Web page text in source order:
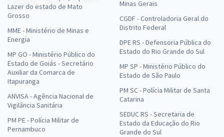
Lazer do estado de Mato
Grosso
MME - Ministério de Minas e
Energia
MP GO - Ministério Público do
Estado de Goiás - Secretário
Auxiliar da Comarca de
Itapuranga
ANVISA - Agência Nacional de
Vigilância Sanitária
PM PE - Polícia Militar de
Pernambuco
Minas Gerais
CGDF - Controladoria Geral do
Distrito Federal
DPE RS - Defensoria Pública do
Estado do Rio Grande do Sul
MP SP - Ministério Público do
Estado de São Paulo
PM SC - Polícia Militar de Santa
Catarina
SEDUC RS - Secretaria de
Estado da Educação do Rio
Grande do Sul